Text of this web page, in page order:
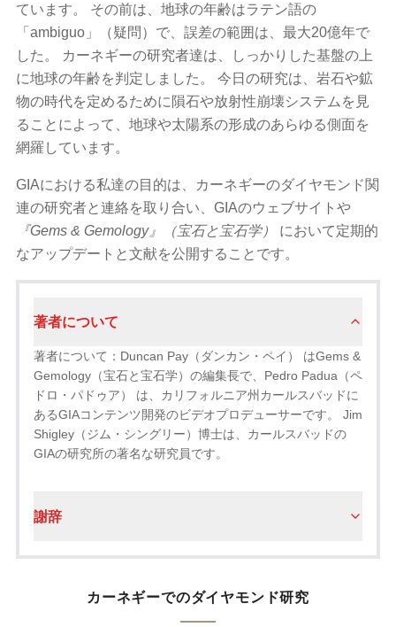
ています。 その前は、地球の年齢はラテン語の
「ambiguo」（疑問）で、誤差の範囲は、最大20億年で
した。 カーネギーの研究者達は、しっかりした基盤の上
に地球の年齢を判定しました。 今日の研究は、岩石や鉱
物の時代を定めるために隕石や放射性崩壊システムを見
ることによって、地球や太陽系の形成のあらゆる側面を
網羅しています。
GIAにおける私達の目的は、カーネギーのダイヤモンド関
連の研究者と連絡を取り合い、GIAのウェブサイトや
『Gems & Gemology』（宝石と宝石学）
において定期的
なアップデートと文献を公開することです。
著者について
著者について：Duncan Pay（ダンカン・ペイ） はGems &
Gemology（宝石と宝​​石学）の編集長で、Pedro Padua（ペ
ドロ・パドゥア） は、カリフォルニア州カールスバッドに
あるGIAコンテンツ開発のビデオプロデューサーです。 Jim
Shigley（ジム・シングリー）博士は、カールスバッドの
GIAの研究所の著名な研究員です。
謝辞
カーネギーでのダイヤモンド研究